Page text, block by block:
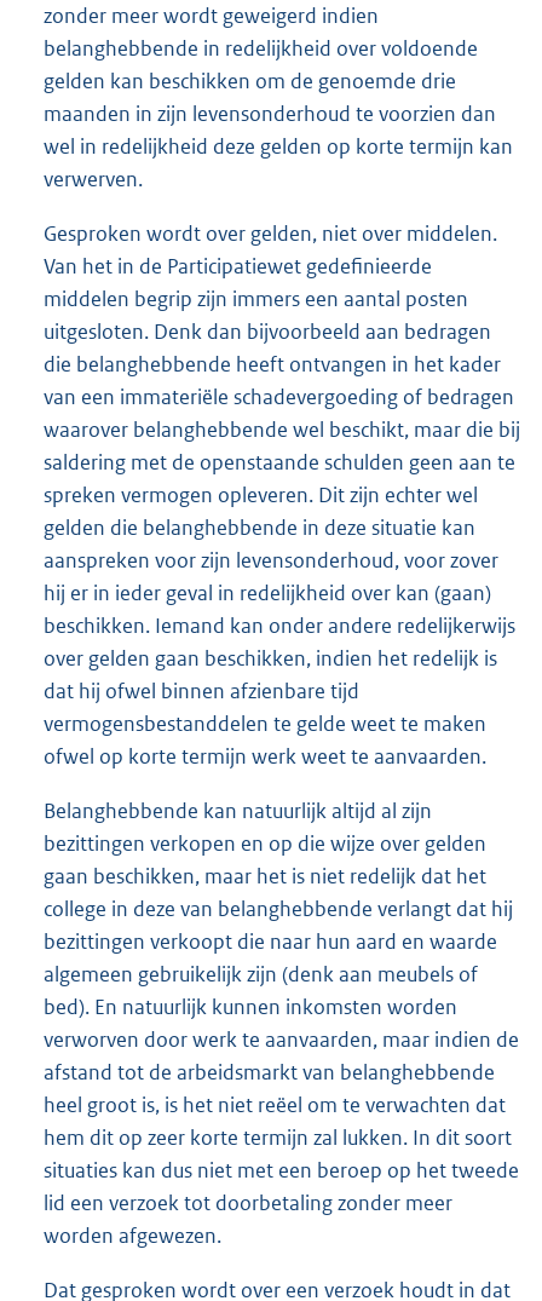
zonder meer wordt geweigerd indien
belanghebbende in redelijkheid over voldoende
gelden kan beschikken om de genoemde drie
maanden in zijn levensonderhoud te voorzien dan
wel in redelijkheid deze gelden op korte termijn kan
verwerven.
Gesproken wordt over gelden, niet over middelen.
Van het in de Participatiewet gedefinieerde
middelen begrip zijn immers een aantal posten
uitgesloten. Denk dan bijvoorbeeld aan bedragen
die belanghebbende heeft ontvangen in het kader
van een immateriële schadevergoeding of bedragen
waarover belanghebbende wel beschikt, maar die bij
saldering met de openstaande schulden geen aan te
spreken vermogen opleveren. Dit zijn echter wel
gelden die belanghebbende in deze situatie kan
aanspreken voor zijn levensonderhoud, voor zover
hij er in ieder geval in redelijkheid over kan (gaan)
beschikken. Iemand kan onder andere redelijkerwijs
over gelden gaan beschikken, indien het redelijk is
dat hij ofwel binnen afzienbare tijd
vermogensbestanddelen te gelde weet te maken
ofwel op korte termijn werk weet te aanvaarden.
Belanghebbende kan natuurlijk altijd al zijn
bezittingen verkopen en op die wijze over gelden
gaan beschikken, maar het is niet redelijk dat het
college in deze van belanghebbende verlangt dat hij
bezittingen verkoopt die naar hun aard en waarde
algemeen gebruikelijk zijn (denk aan meubels of
bed). En natuurlijk kunnen inkomsten worden
verworven door werk te aanvaarden, maar indien de
afstand tot de arbeidsmarkt van belanghebbende
heel groot is, is het niet reëel om te verwachten dat
hem dit op zeer korte termijn zal lukken. In dit soort
situaties kan dus niet met een beroep op het tweede
lid een verzoek tot doorbetaling zonder meer
worden afgewezen.
Dat gesproken wordt over een verzoek houdt in dat